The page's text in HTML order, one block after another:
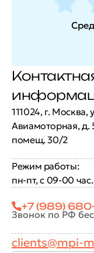
111024, г. Москва,
Авиамоторная, д.
помещ. 30/2
Режим работы:
пн-пт, с 09-00
+7 (989)
Звонок по РФ
clients@mpi-